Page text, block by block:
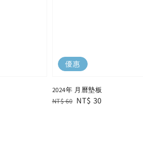
優惠
2024年 月曆墊板
Regular
NT$ 60 Sale
NT$ 30